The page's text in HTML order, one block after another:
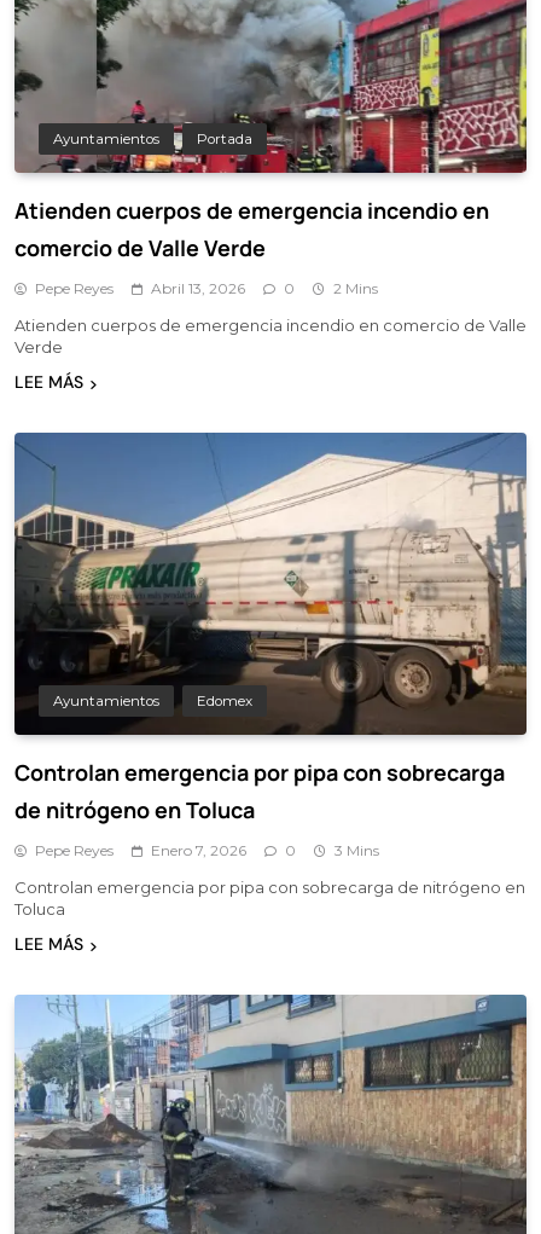
Ayuntamientos Portada
Atienden cuerpos de emergencia incendio en
comercio de Valle Verde
Pepe Reyes Abril 13, 2026 0 2 Mins
Atienden cuerpos de emergencia incendio en comercio de Valle
Verde
LEE MÁS
Ayuntamientos Edomex
Controlan emergencia por pipa con sobrecarga
de nitrógeno en Toluca
Pepe Reyes Enero 7, 2026 0 3 Mins
Controlan emergencia por pipa con sobrecarga de nitrógeno en
Toluca
LEE MÁS